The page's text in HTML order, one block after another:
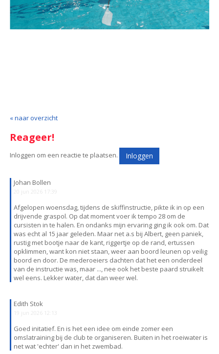
« naar overzicht
Reageer!
Inloggen om een reactie te plaatsen. Inloggen
Johan Bollen
20 jun 2026 17:39
Afgelopen woensdag, tijdens de skiffinstructie, pikte ik in op een
drijvende graspol. Op dat moment voer ik tempo 28 om de
cursisten in te halen. En ondanks mijn ervaring ging ik ook om. Dat
was echt al 15 jaar geleden. Maar net a.s bij Albert, geen paniek,
rustig met bootje naar de kant, riggertje op de rand, ertussen
opklimmen, want kon niet staan, weer aan boord leunen op veilig
boord en door. De mederoeiers dachten dat het een onderdeel
van de instructie was, maar ..., nee ook het beste paard struikelt
wel eens. Lekker water, dat dan weer wel.
Edith Stok
19 jun 2026 12:13
Goed initatief. En is het een idee om einde zomer een
omslatraining bij de club te organiseren. Buiten in het roeiwater is
net wat 'echter' dan in het zwembad.